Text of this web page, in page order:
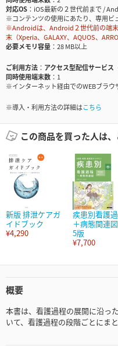
対応OS
iOS最新の２世代前まで /
※コンテンツの使用にあたり、専用ビ
※Androidは、Android２世代前の端
末（Xperia、GALAXY、AQUOS、
必要メモリ容量
28 MB以上
ご利用方法
アクセス型配信サービス
同時使用端末数
1
※インターネット経由でのWEBブラウ
※導入・利用方法の詳細はこちら
この商品を買った人は、
新版 排泄ケアガ
イドブック
¥4,290
疾患別看護
＋病態関連
5版
¥7,700
概要
本書は、看護過程の展開に沿っ
いて、看護過程の段階ごとにまと